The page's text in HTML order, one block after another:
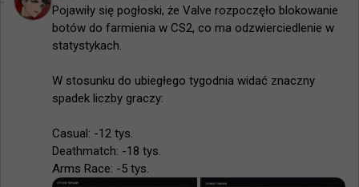
Pojawiły się pogłoski, że Valve rozpoczęło blokowanie
botów do farmienia w CS2, co ma odzwierciedlenie w
statystykach.
W stosunku do ubiegłego tygodnia widać znaczny
spadek liczby graczy:
Casual: -12 tys.
Deathmatch: -18 tys.
Arms Race: -5 tys.